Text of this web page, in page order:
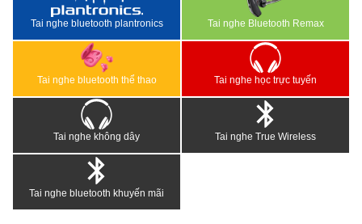
Tai nghe bluetooth plantronics Tai nghe Bluetooth Remax
Tai nghe bluetooth thể thao Tai nghe học trực tuyến
Tai nghe không dây Tai nghe True Wireless
Tai nghe bluetooth khuyến mãi